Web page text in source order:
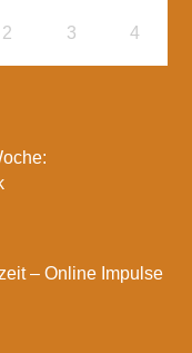
2 3 4
– Online Impulse